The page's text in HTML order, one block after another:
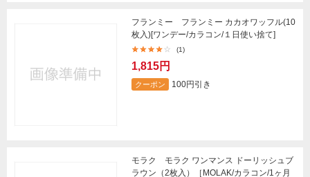
フランミー フランミー カカオワッフル(10
枚入)[ワンデー/カラコン/１日使い捨て]
(1)
1,815円
クーポン 100円引き
モラク モラク ワンマンス ドーリッシュブ
ラウン（2枚入）［MOLAK/カラコン/1ヶ月